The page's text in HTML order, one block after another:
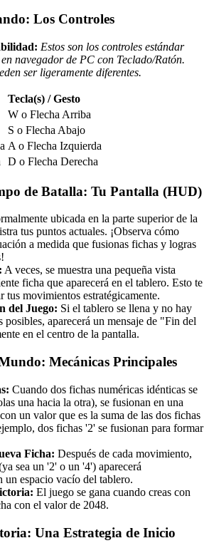
Los Controles
Estos son los controles estándar
navegador de PC con Teclado/Ratón.
ser ligeramente diferentes.
Tecla(s) / Gesto
W o Flecha Arriba
S o Flecha Abajo
A o Flecha Izquierda
D o Flecha Derecha
de Batalla: Tu Pantalla (HUD)
ubicada en la parte superior de la
tus puntos actuales. ¡Observa cómo
a medida que fusionas fichas y logras
A veces, se muestra una pequeña vista
ficha que aparecerá en el tablero. Esto te
tus movimientos estratégicamente.
del Juego: Si el tablero se llena y no hay
posibles, aparecerá un mensaje de "Fin del
en el centro de la pantalla.
Mecánicas Principales
Cuando dos fichas numéricas idénticas se
una hacia la otra), se fusionan en una
un valor que es la suma de las dos fichas
dos fichas '2' se fusionan para formar
Ficha: Después de cada movimiento,
sea un '2' o un '4') aparecerá
un espacio vacío del tablero.
El juego se gana cuando creas con
con el valor de 2048.
Una Estrategia de Inicio